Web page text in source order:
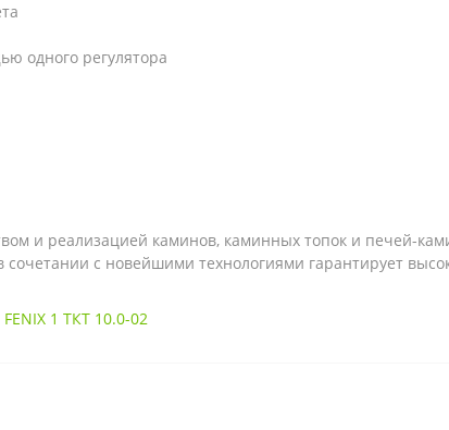
одного регулятора
и реализацией каминов, каминных топок и печей-
с новейшими технологиями гарантирует
1 ТКТ 10.0-02